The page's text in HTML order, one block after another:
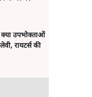
उपभोक्ताओं
रायटर्स की